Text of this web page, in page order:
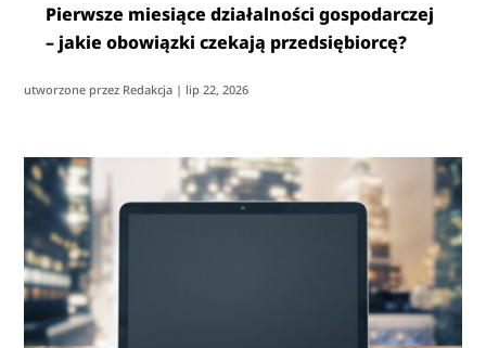
Pierwsze miesiące działalności gospodarczej
– jakie obowiązki czekają przedsiębiorcę?
utworzone przez Redakcja | lip 22, 2026